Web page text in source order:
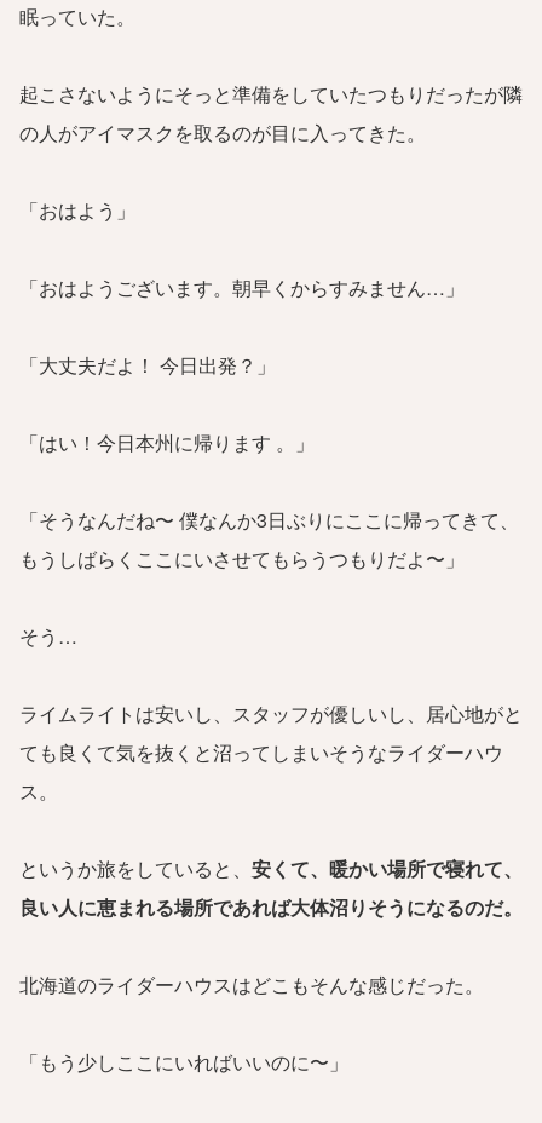
眠っていた。
起こさないようにそっと準備をしていたつもりだったが隣
の人がアイマスクを取るのが目に入ってきた。
「おはよう」
「おはようございます。朝早くからすみません…」
「大丈夫だよ！ 今日出発？」
「はい！今日本州に帰ります 。」
「そうなんだね〜 僕なんか3日ぶりにここに帰ってきて、
もうしばらくここにいさせてもらうつもりだよ〜」
そう…
ライムライトは安いし、スタッフが優しいし、居心地がと
ても良くて気を抜くと沼ってしまいそうなライダーハウ
ス。
というか旅をしていると、 安くて、暖かい場所で寝れて、
良い人に恵まれる場所であれば大体沼りそうになるのだ。
北海道のライダーハウスはどこもそんな感じだった。
「もう少しここにいればいいのに〜」